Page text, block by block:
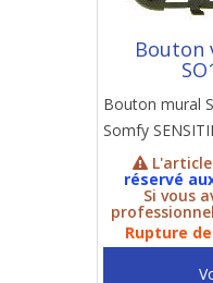
Bouton
Bouton mural
Somfy
L'article
réservé
Si vous
Rupture